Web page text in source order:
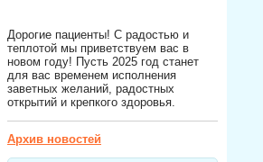
Дорогие пациенты! С радостью и
теплотой мы приветствуем вас в
новом году! Пусть 2025 год станет
для вас временем исполнения
заветных желаний, радостных
открытий и крепкого здоровья.
Архив новостей